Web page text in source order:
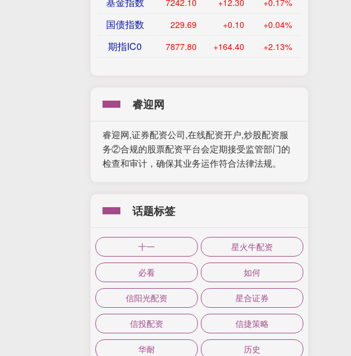
7242.10 +12.30 +0.17%
国债指数 229.69 +0.10 +0.04%
期指IC0 7877.80 +164.40 +2.13%
睿迎网
睿迎网,证券配资公司,在线配资开户,炒股配资服
务②合规的股票配资平台会定期接受监管部门的
检查和审计，确保其业务运作符合法律法规。
话题标签
十一 星火牛配资
必看 如何
信阳光配资 星合证券
信投配资 信捷策略
华耐 历史